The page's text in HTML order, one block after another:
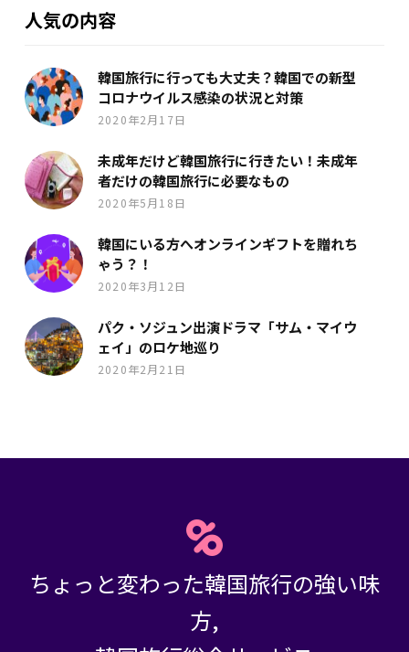
人気の内容
韓国旅行に行っても大丈夫？韓国での新型
コロナウイルス感染の状況と対策
2020年2月17日
未成年だけど韓国旅行に行きたい！未成年
者だけの韓国旅行に必要なもの
2020年5月18日
韓国にいる方へオンラインギフトを贈れち
ゃう？！
2020年3月12日
パク・ソジュン出演ドラマ「サム・マイウ
ェイ」のロケ地巡り
2020年2月21日
ちょっと変わった韓国旅行の強い味
方,